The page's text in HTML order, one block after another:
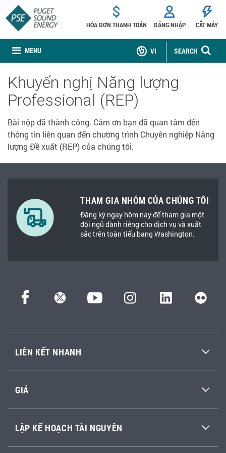
MENU
HÓA ĐƠN THANH TOÁN ĐĂNG NHẬP CẮT MÁY
SEARCH
VI
Khuyến nghị Năng lượng
Professional (REP)
Bài nộp đã thành công. Cảm ơn bạn đã quan tâm đến
thông tin liên quan đến chương trình Chuyên nghiệp Năng
lượng Đề xuất (REP) của chúng tôi.
THAM GIA NHÓM CỦA CHÚNG TÔI
Đăng ký ngay hôm nay để tham gia một
đội ngũ dành riêng cho dịch vụ và xuất
sắc trên toàn tiểu bang Washington.
LIÊN KẾT NHANH
GIÁ
LẬP KẾ HOẠCH TÀI NGUYÊN